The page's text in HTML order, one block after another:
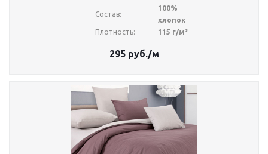
Состав:
100%
хлопок
Плотность:
115 г/м²
295руб./м